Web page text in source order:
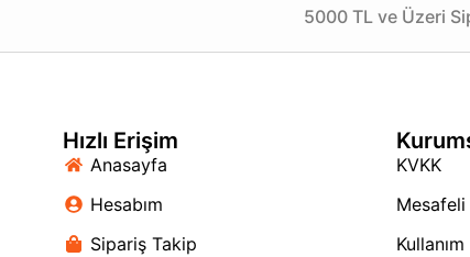
5000 TL ve Üzeri
Hızlı Erişim
Anasayfa
Hesabım
Sipariş Takip
KVKK
Mesafeli